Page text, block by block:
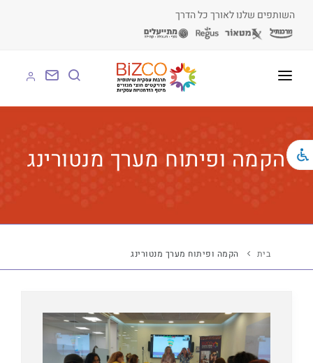
השותפים שלנו לאורך כל הדרך
על BIZCO
BIZCO לעסקים
הקמה ופיתוח מערך מנטורינג
בית הקמה ופיתוח מערך מנטורינג